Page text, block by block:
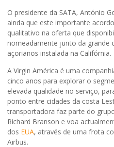
O presidente da SATA, António
ainda que este importante
qualitativo na oferta que
nomeadamente junto da grande
açorianos instalada na Califórnia.
A Virgin América é uma
cinco anos para explorar o
elevada qualidade no serviço,
ponto entre cidades da costa
transportadora faz parte do
Richard Branson e voa
dos EUA, através de uma frota
Airbus.